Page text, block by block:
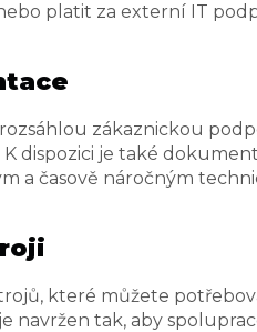
platit za externí IT
zákaznickou
dispozici je také
a časově náročným
které můžete
navržen tak, aby